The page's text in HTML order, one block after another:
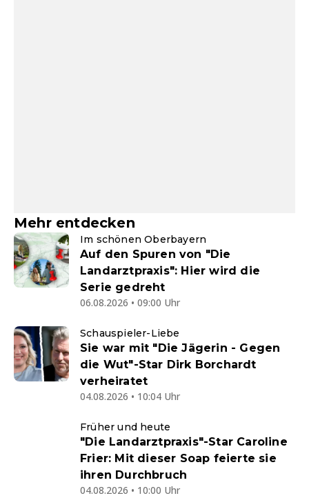
Mehr entdecken
Im schönen Oberbayern
Auf den Spuren von "Die
Landarztpraxis": Hier wird die
Serie gedreht
06.08.2026 • 09:00 Uhr
Schauspieler-Liebe
Sie war mit "Die Jägerin - Gegen
die Wut"-Star Dirk Borchardt
verheiratet
04.08.2026 • 10:04 Uhr
Früher und heute
"Die Landarztpraxis"-Star Caroline
Frier: Mit dieser Soap feierte sie
ihren Durchbruch
04.08.2026 • 10:00 Uhr